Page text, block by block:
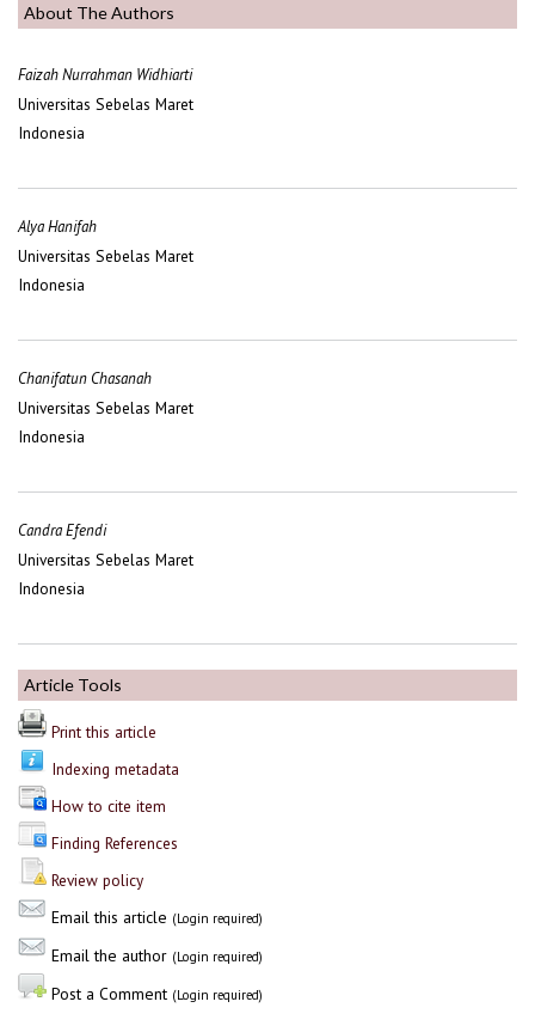
About The Authors
Faizah Nurrahman Widhiarti
Universitas Sebelas Maret
Indonesia
Alya Hanifah
Universitas Sebelas Maret
Indonesia
Chanifatun Chasanah
Universitas Sebelas Maret
Indonesia
Candra Efendi
Universitas Sebelas Maret
Indonesia
Article Tools
Print this article
Indexing metadata
How to cite item
Finding References
Review policy
Email this article (Login required)
Email the author (Login required)
Post a Comment (Login required)